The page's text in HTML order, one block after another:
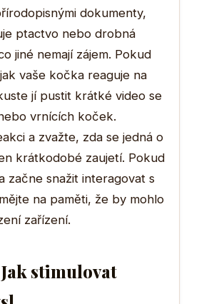
dokumenty,
ptactvo nebo drobná
jiné nemají zájem. Pokud
vaše kočka reaguje na
jí pustit krátké video se
vrnících koček.
a zvažte, zda se jedná o
krátkodobé zaujetí. Pokud
začne snažit interagovat s
na paměti, že by mohlo
zařízení.
stimulovat